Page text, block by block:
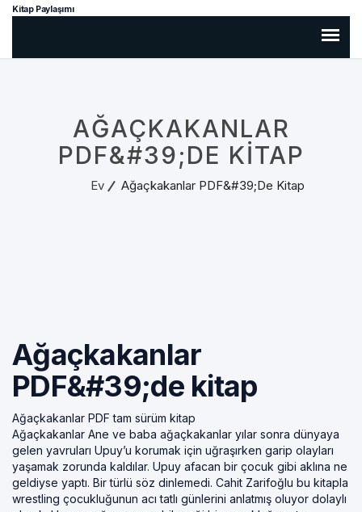
Kitap Paylaşımı
AĞAÇKAKANLAR
PDF&#39;DE KITAP
Ev Ağaçkakanlar PDF&#39;de Kitap
Ağaçkakanlar
PDF&#39;de kitap
Ağaçkakanlar PDF tam sürüm kitap
Ağaçkakanlar Ane ve baba ağaçkakanlar yılar sonra dünyaya
gelen yavruları Upuy’u korumak için uğraşırken garip olayları
yaşamak zorunda kaldılar. Upuy afacan bir çocuk gibi aklına ne
geldiyse yaptı. Bir türlü söz dinlemedi. Cahit Zarifoğlu bu kitapla
wrestling çocukluğunun acı tatlı günlerini anlatmış oluyor dolaylı